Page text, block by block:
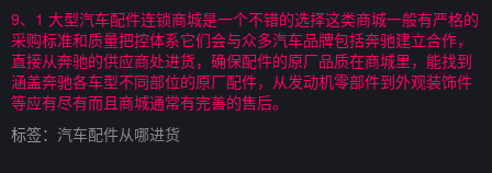
9、1 大型汽车配件连锁商城是一个不错的选择这类商城一般有严格的
采购标准和质量把控体系它们会与众多汽车品牌包括奔驰建立合作，
直接从奔驰的供应商处进货，确保配件的原厂品质在商城里，能找到
涵盖奔驰各车型不同部位的原厂配件，从发动机零部件到外观装饰件
等应有尽有而且商城通常有完善的售后。
标签： 汽车配件从哪进货